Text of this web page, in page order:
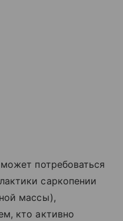
потребоваться
саркопении
массы),
кто активно